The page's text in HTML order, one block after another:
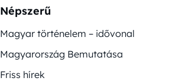
Népszerű
Magyar történelem – idővonal
Magyarország Bemutatása
Friss hírek